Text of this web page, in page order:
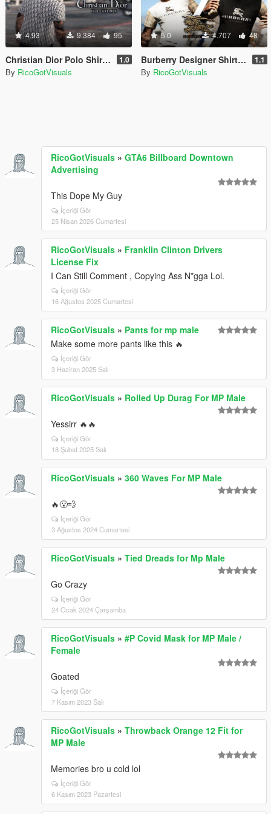
4.93 9.384 95
Christian Dior Polo Shirt Pack MP Male 1.0
By RicoGotVisuals
5.0 4.707 48
Burberry Designer Shirt MP Male 1.1
By RicoGotVisuals
RicoGotVisuals » GTA6 Billboard Downtown
Advertising
This Dope My Guy
İçeriği Gör
25 Nisan 2026 Cumartesi
RicoGotVisuals » Franklin Clinton Drivers
License Fix
I Can Still Comment , Copying Ass N*gga Lol.
İçeriği Gör
16 Ağustos 2025 Cumartesi
RicoGotVisuals » Pants for mp male
Make some more pants like this 🔥
İçeriği Gör
3 Haziran 2025 Salı
RicoGotVisuals » Rolled Up Durag For MP Male
Yessirr 🔥🔥
İçeriği Gör
18 Şubat 2025 Salı
RicoGotVisuals » 360 Waves For MP Male
🔥😮‍💨
İçeriği Gör
3 Ağustos 2024 Cumartesi
RicoGotVisuals » Tied Dreads for Mp Male
Go Crazy
İçeriği Gör
24 Ocak 2024 Çarşamba
RicoGotVisuals » #P Covid Mask for MP Male /
Female
Goated
İçeriği Gör
7 Kasım 2023 Salı
RicoGotVisuals » Throwback Orange 12 Fit for
MP Male
Memories bro u cold lol
İçeriği Gör
6 Kasım 2023 Pazartesi